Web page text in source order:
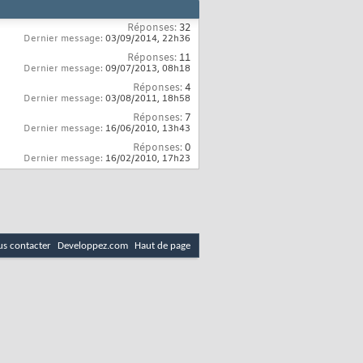
Réponses: 32
Dernier message: 03/09/2014, 22h36
Réponses: 11
Dernier message: 09/07/2013, 08h18
Réponses:4
Dernier message: 03/08/2011, 18h58
Réponses: 7
Dernier message: 16/06/2010, 13h43
Réponses:0
Dernier message: 16/02/2010, 17h23
contacter Developpez.com Haut de page